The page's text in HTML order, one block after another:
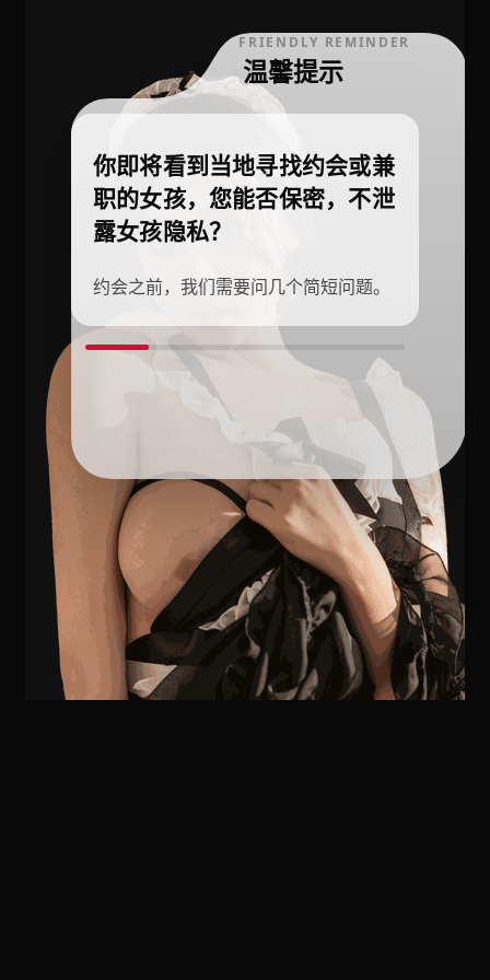
FRIENDLY REMINDER
温馨提示
你即将看到当地寻找约会或兼
职的女孩，您能否保密，不泄
露女孩隐私？
约会之前，我们需要问几个简短问题。